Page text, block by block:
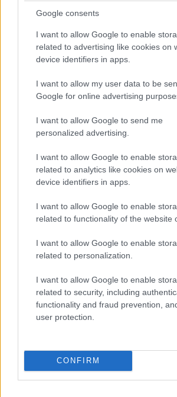
Google consents
I want to allow Google to enable
related to advertising like cookies on
device identifiers in apps.
I want to allow my user data to be
Google for online advertising
I want to allow Google to send me
personalized advertising.
I want to allow Google to enable
related to analytics like cookies on
device identifiers in apps.
I want to allow Google to enable
related to functionality of the website
I want to allow Google to enable
related to personalization.
I want to allow Google to enable
related to security, including
functionality and fraud prevention,
user protection.
CONFIRM
Τα φάρμακα για την παχυσαρκία
19/07/2026 - 7:00μμ
νεκροί μέσα σε δύο μήνες
16/07/2026 - 8:27μμ